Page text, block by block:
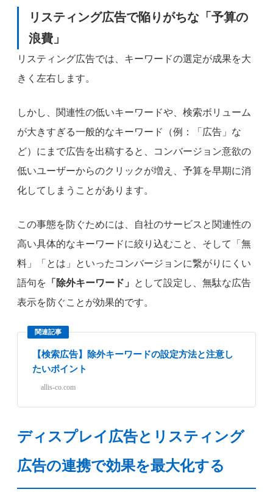
リスティング広告で陥りがちな「予算の
浪費」
リスティング広告では、キーワードの選定が成果を大
きく左右します。
しかし、関連性の低いキーワードや、検索ボリューム
が大きすぎる一般的なキーワード（例：「広告」な
ど）にまで広告を出稿すると、コンバージョン意欲の
低いユーザーからのクリックが増え、予算を早期に消
化してしまうことがあります。
この事態を防ぐためには、自社のサービスと関連性の
高い具体的なキーワードに絞り込むこと、そして「無
料」「とは」といったコンバージョンに繋がりにくい
語句を 「除外キーワード」
として設定し、無駄な広告
表示を防ぐことが効果的です。
関連記事
【検索広告】除外キーワードの設定方法と注意し
たいポイント
allis-co.com
ディスプレイ広告とリスティング
広告の連携で効果を最大化する